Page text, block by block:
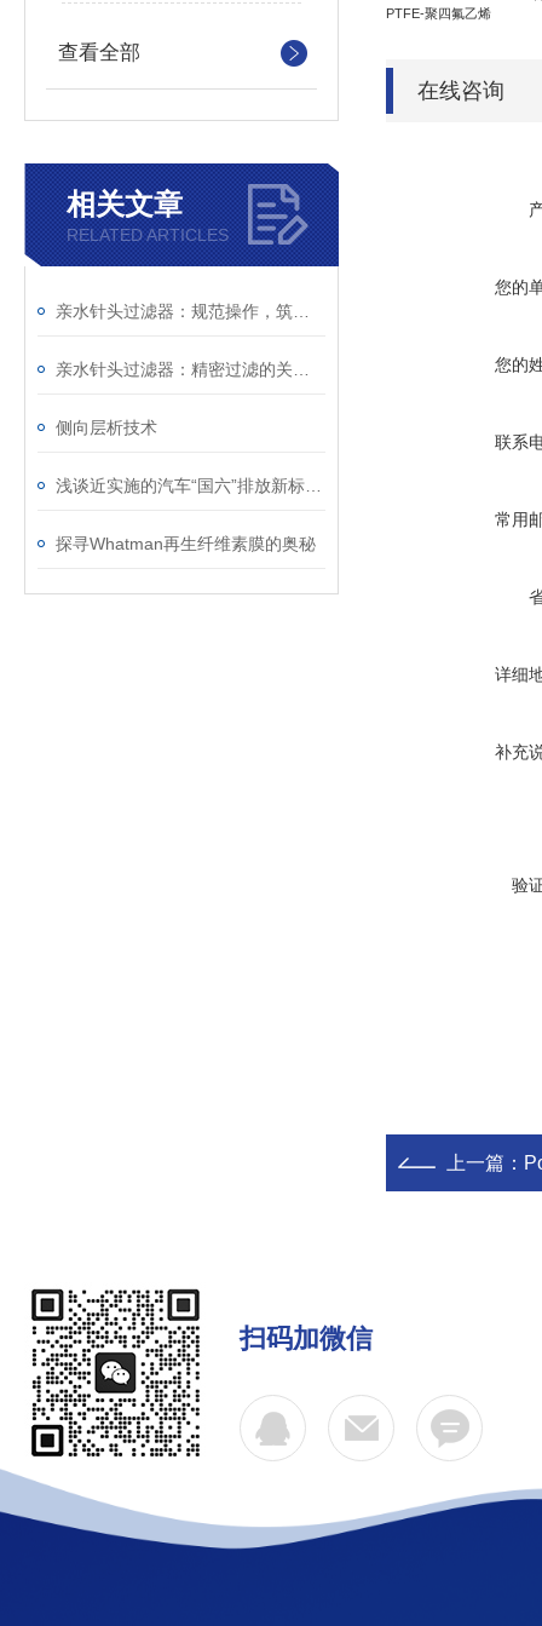
查看全部
相关文章
RELATED ARTICLES
侧向层析技术
探寻Whatman再生纤维素膜的奥秘
PTFE-聚四氟乙烯
在线咨询
您的
您的
联系
常用
详细
补充
验
上一篇：
扫码加微信